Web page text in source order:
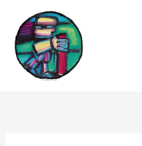
indholdet